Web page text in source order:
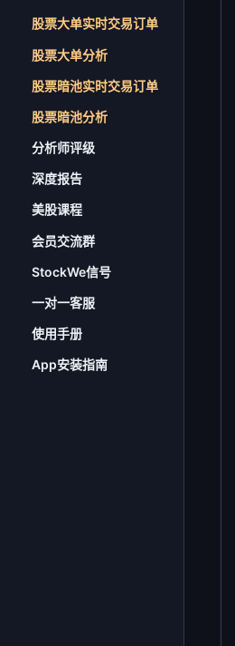
股票大单实时交易订单
股票大单分析
股票暗池实时交易订单
股票暗池分析
分析师评级
深度报告
美股课程
会员交流群
StockWe信号
一对一客服
使用手册
App安装指南